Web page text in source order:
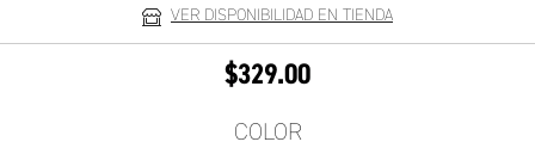
VER DISPONIBILIDAD EN TIENDA
$329.00
COLOR